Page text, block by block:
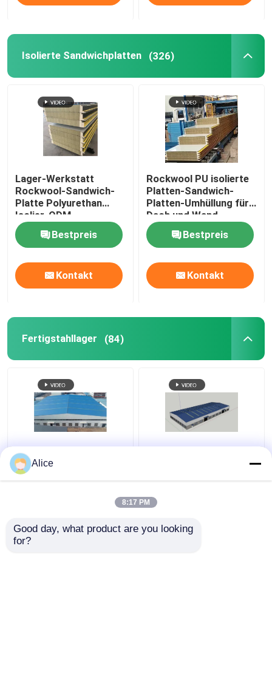
Isolierte Sandwichplatten (326)
Lager-Werkstatt
Rockwool-Sandwich-
Platte Polyurethan
Isolier-ODM
Bestpreis
Kontakt
Rockwool PU isolierte
Platten-Sandwich-
Platten-Umhüllung für
Dach und Wand
Bestpreis
Kontakt
Fertigstahllager (84)
Industrielle
Aluminiumlegierungs-
Lager-Metallrahmen
ODM
Alice
8:17 PM
Good day, what product are you looking
for?